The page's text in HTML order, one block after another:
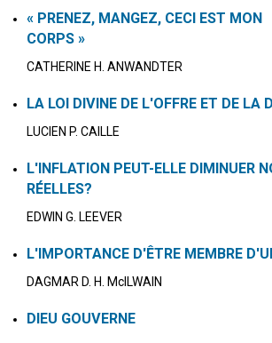
« PRENEZ, MANGEZ, CECI EST MON
CORPS »
CATHERINE H. ANWANDTER
LA LOI DIVINE DE L'OFFRE ET DE LA
LUCIEN P. CAILLE
L'INFLATION PEUT-ELLE DIMINUER
RÉELLES?
EDWIN G. LEEVER
L'IMPORTANCE D'ÊTRE MEMBRE
DAGMAR D. H. McILWAIN
DIEU GOUVERNE